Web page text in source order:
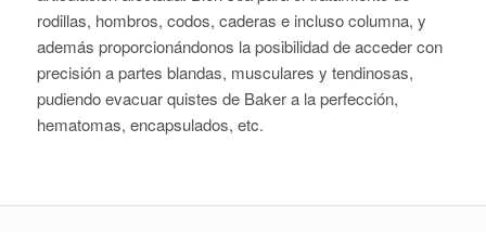
rodillas, hombros, codos, caderas e incluso columna, y
además proporcionándonos la posibilidad de acceder con
precisión a partes blandas, musculares y tendinosas,
pudiendo evacuar quistes de Baker a la perfección,
hematomas, encapsulados, etc.